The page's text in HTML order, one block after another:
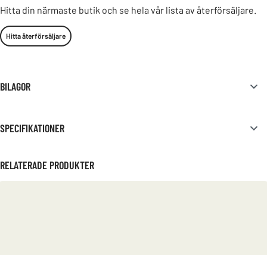
Hitta din närmaste butik och se hela vår lista av återförsäljare.
Hitta återförsäljare
BILAGOR
SPECIFIKATIONER
RELATERADE PRODUKTER